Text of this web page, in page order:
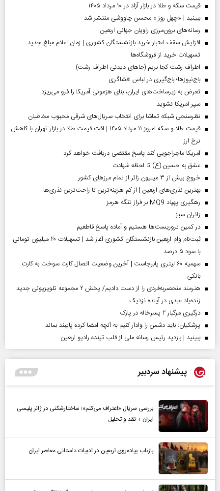
قیمت سکه و طلا در بازار آزاد در ۱۰ مرداد ۱۴۰۵
ببینید | «چهل روز » محسن چاووشی منتشر شد
رسانه‌های برون‌مرزی راویان جهانی اربعین
افزایش سقف اعتبار خرید بازنشستگان کشوری | زمان اعلام مبلغ جدید
تسهیلات خرید از فروشگاه‌ها
اطراف رشت کجا بریم (جاهای دیدنی اطراف رشت)
باج‌نیوزها؛ باج‌گیری در لباس افشاگری
تعرض به زیرساخت‌های ایران، بنای هژمونی آمریکا را فرو می‌ریزد
سپر آمریکا نشوید
نظرسنجی شبکه تماشا برای انتخاب سریال‌های شرقی محبوب مخاطبان
قیمت طلا و سکه امروز ۱۱ مرداد ۱۴۰۵ | افت قیمت طلا در بازار تهران با کاهش
نرخ ارز
آمریکا ماجراجویی کند پاسخ مقتضی دریافت خواهد کرد
عشق به حسین (ع) تا لحظه شهادت
خروج بیش از ۳ میلیون زائر از تمام مرز‌های کشور
بهترین نذری‌های اربعین | از کم هزینه‌ترین تا راحت‌ترین نذری‌ها
رهگیری پهپاد MQ9 بر فراز تنگه هرمز
‌زائران سبز
در کمین تروریست‌ها هستیم و آماده پاسخ قاطعیم
ثبت‌نام وام اربعین بازنشستگان کشوری آغاز شد | تسهیلات ۲۰ میلیون تومانی
با سود ۵ درصد
سهمیه ۶۰ لیتری پابرجاست | آخرین وضعیت اتصال کارت سوخت به کارت
بانکی
هنرمند منحصر‌به‌فردی را از دست دادیم/ پخش ۲ مجموعه تلویزیونی جدید
زنده‌یاد عبدی در آینده نزدیک
درگیری مرگبار ۲ پسرخاله در پارک
پزشکیان: باید دشمن را وادار کنیم به آنچه امضا کرده پایبند بماند
ببینید | بازدید رئیس رسانه ملی از قلب تپنده رادیو اربعین
پیشنهاد سردبیر
بررسی سریال «اعتراف می‌کنم»؛ ساختارشکنی در ژانر پلیسی
ایران + نقد و تحلیل
بازتاب پیاده‌روی اربعین در ادبیات داستانی معاصر ایران